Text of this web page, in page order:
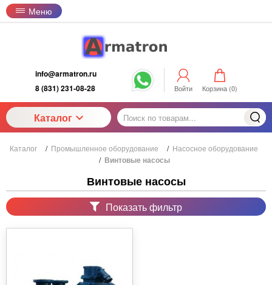
Меню
info@armatron.ru
8 (831) 231-08-28
Войти Корзина (0)
Каталог
Каталог / Промышленное оборудование / Насосное оборудование
/ Винтовые насосы
Винтовые насосы
Показать фильтр